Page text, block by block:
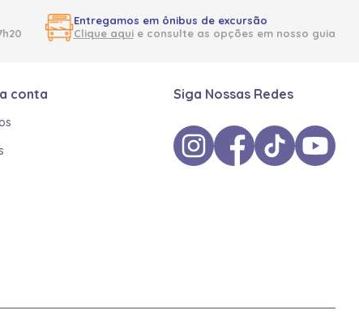
Entregamos em ônibus de excursão
Clique aquie consulte as opções em nosso guia
conta Siga Nossas Redes